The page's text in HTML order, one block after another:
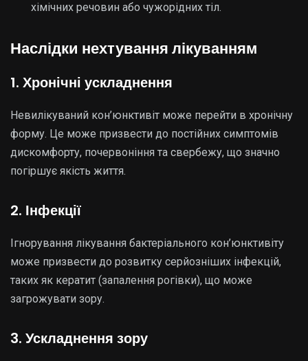
хімічних речовин або чужорідних тіл.
Наслідки нехтування лікуванням
1. Хронічні ускладнення
Невилікуваний кон’юнктивіт може перейти в хронічну
форму. Це може призвести до постійних симптомів
дискомфорту, почервоніння та свербежу, що значно
погіршує якість життя.
2. Інфекції
Ігнорування лікування бактеріального кон’юнктивіту
може призвести до розвитку серйозніших інфекцій,
таких як кератит (запалення рогівки), що може
загрожувати зору.
3. Ускладнення зору